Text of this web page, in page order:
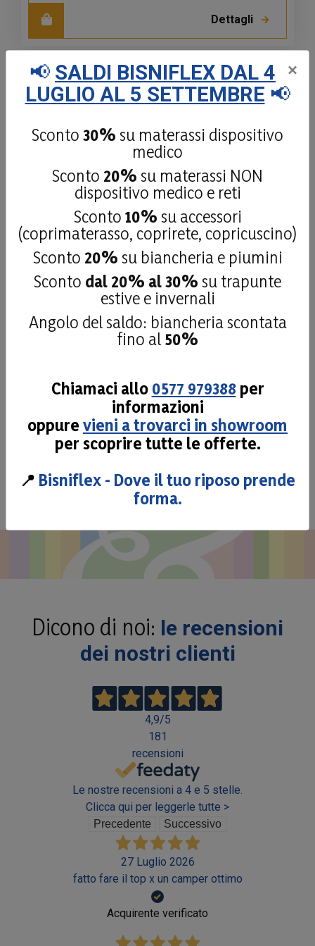
Dettagli
Memo Dinamico H25
Memo Dinamico, materasso avvolgente
per il massimo comfort, adattandosi alle
specifiche zone del corpo grazie alle 1500
micromolle abbinate a uno strato di
Memory.
Dettagli
Vedi tutti
Dicono di noi: le recensioni
dei nostri clienti
4,9/5
181
recensioni
Le nostre recensioni a 4 e 5 stelle.
Clicca qui per leggerle tutte >
Precedente Successivo
27 Luglio 2026
fatto fare il top x un camper ottimo
Acquirente verificato
×
📢 SALDI BISNIFLEX DAL 4
LUGLIO AL 5 SETTEMBRE 📢
Sconto 30% su materassi dispositivo
medico
Sconto 20% su materassi NON
dispositivo medico e reti
Sconto 10% su accessori
(coprimaterasso, coprirete, copricuscino)
Sconto 20% su biancheria e piumini
Sconto dal 20% al 30% su trapunte
estive e invernali
Angolo del saldo: biancheria scontata
fino al 50%
Chiamaci allo 0577 979388per
informazioni
oppure vieni a trovarci in showroom
per scoprire tutte le offerte.
📍 Bisniflex - Dove il tuo riposo prende
forma.